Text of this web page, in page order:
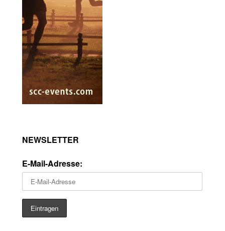
NEWSLETTER
E-Mail-Adresse: